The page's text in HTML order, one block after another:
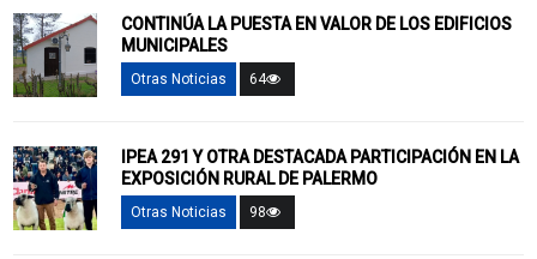
CONTINÚA LA PUESTA EN VALOR DE LOS EDIFICIOS
MUNICIPALES
Otras Noticias 64
IPEA 291 Y OTRA DESTACADA PARTICIPACIÓN EN LA
EXPOSICIÓN RURAL DE PALERMO
Otras Noticias 98